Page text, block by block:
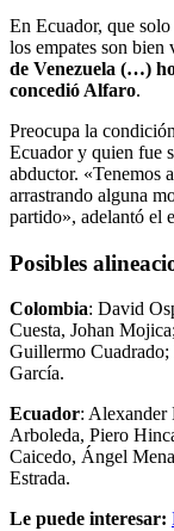
En Ecuador, que
los empates son bien
de Venezuela (…)
concedió Alfaro.
Preocupa la
Ecuador y quien fue
abductor. «Tenemos
arrastrando alguna
partido», adelantó el
Posibles
Colombia: David
Cuesta, Johan
Guillermo
García.
Ecuador: Alexander
Arboleda, Piero
Caicedo, Ángel
Estrada.
Le puede interesar: